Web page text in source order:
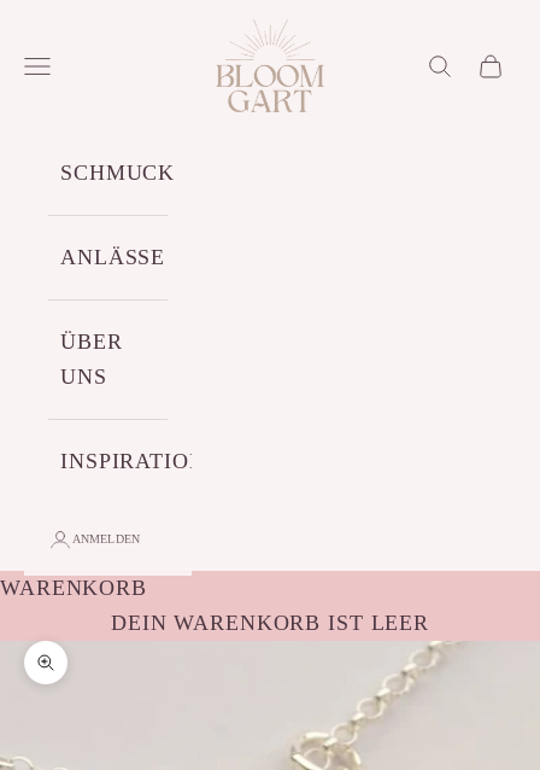
Bloomgart
Menü
Suchen
SCHMUCK
ANLÄSSE
ÜBER
UNS
INSPIRATIONEN
ANMELDEN
WARENKORB
DEIN WARENKORB IST LEER
Bild vergrößern